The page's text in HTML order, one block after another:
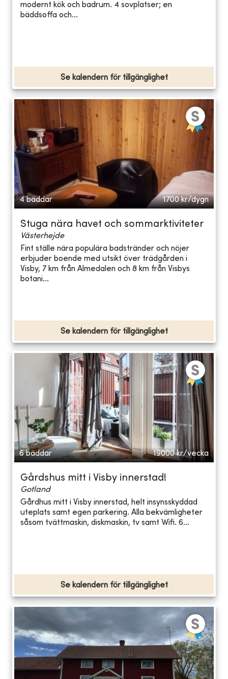
modernt kök och badrum. 4 sovplatser; en
bäddsoffa och...
Se kalendern för tillgänglighet
4 bäddar 1700 kr/dygn
Stuga nära havet och sommarktiviteter
Västerhejde
Fint ställe nära populära badstränder och nöjer
erbjuder boende med utsikt över trädgården i
Visby, 7 km från Almedalen och 8 km från Visbys
botani...
Se kalendern för tillgänglighet
6 bäddar 19000 kr/vecka
Gårdshus mitt i Visby innerstad!
Gotland
Gårdhus mitt i Visby innerstad, helt insynsskyddad
uteplats samt egen parkering. Alla bekvämligheter
såsom tvättmaskin, diskmaskin, tv samt Wifi. 6...
Se kalendern för tillgänglighet